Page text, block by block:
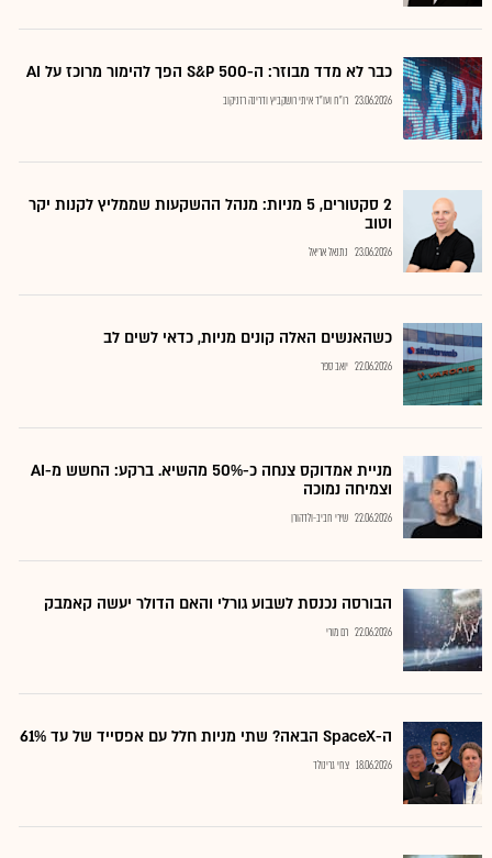
כבר לא מדד מבוזר: ה-S&P 500 הפך להימור מרוכז על AI
23.06.2026 רו"ח ועו"ד איתי רושקביץ ודרינה רזניקוב
2 סקטורים, 5 מניות: מנהל ההשקעות שממליץ לקנות יקר
וטוב
23.06.2026 נתנאל אריאל
כשהאנשים האלה קונים מניות, כדאי לשים לב
22.06.2026 יואב ספר
מניית אמדוקס צנחה כ-50% מהשיא. ברקע: החשש מ-AI
וצמיחה נמוכה
22.06.2026 שירי חביב-ולדהורן
הבורסה נכנסת לשבוע גורלי והאם הדולר יעשה קאמבק
22.06.2026 רם מורי
ה-SpaceX הבאה? שתי מניות חלל עם אפסייד של עד 61%
18.06.2026 צחי גרינולד